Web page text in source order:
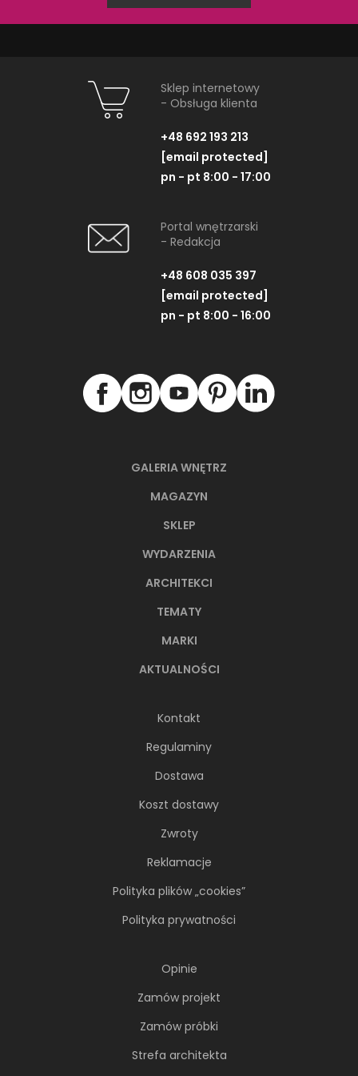
NAJNOWSZE ARTYKUŁY
66-metrowy apartament:
Młoda, żyjąca dynamicznie inwestorka przez
Soft minimalizm z duszą. 65-
Minimalizm wcale nie musi opierać się na
GALERIA WNĘTRZ
MAGAZYN
SKLEP
WYDARZENIA
ARCHITEKCI
TEMATY
MARKI
AKTUALNOŚCI
Kontakt
Regulaminy
Dostawa
Koszt dostawy
Zwroty
Reklamacje
Polityka plików „cookies”
Polityka prywatności
Opinie
Zamów projekt
Zamów próbki
Strefa architekta
Sklep internetowy
- Obsługa klienta
+48 692 193 213
[email protected]
pn - pt 8:00 - 17:00
Portal wnętrzarski
- Redakcja
+48 608 035 397
[email protected]
pn - pt 8:00 - 16:00